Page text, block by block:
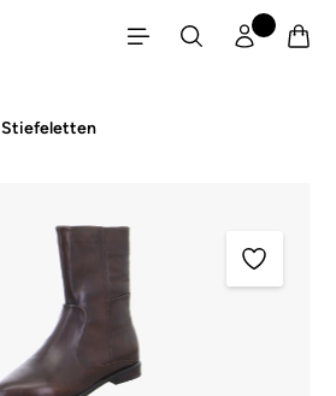
Stiefeletten